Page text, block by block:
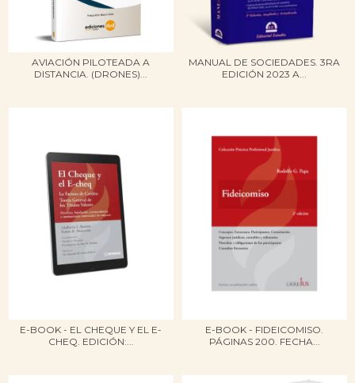
AVIACIÓN PILOTEADA A
DISTANCIA. (DRONES)...
MANUAL DE SOCIEDADES. 3RA
EDICIÓN 2023 A...
E-BOOK - EL CHEQUE Y EL E-
CHEQ. EDICIÓN:...
E-BOOK - FIDEICOMISO.
PÁGINAS 200. FECHA...